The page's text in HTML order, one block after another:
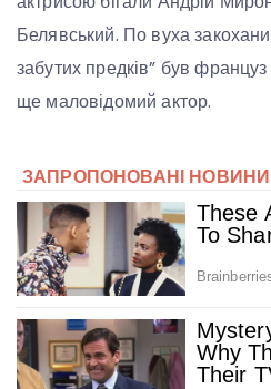
Белявський. По вуха
забутих предків” був
ще маловідомий актор.